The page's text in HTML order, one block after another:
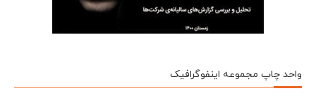
واحد چاپ مجموعه اینفوگرافیک